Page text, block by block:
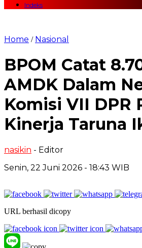
Indeks
Home / Nasional
BPOM Catat
AMDK Dalam
Komisi VII DPR
Kinerja Taruna
nasikin - Editor
Senin, 22 Juni 2026 - 18:43 WIB
URL berhasil dicopy